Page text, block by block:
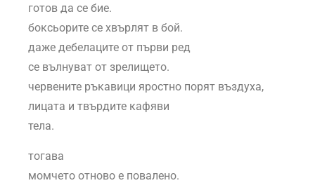
готов да се бие.
боксьорите се хвърлят в бой.
даже дебелаците от първи ред
се вълнуват от зрелището.
червените ръкавици яростно порят въздуха,
лицата и твърдите кафяви
тела.
тогава
момчето отново е повалено.